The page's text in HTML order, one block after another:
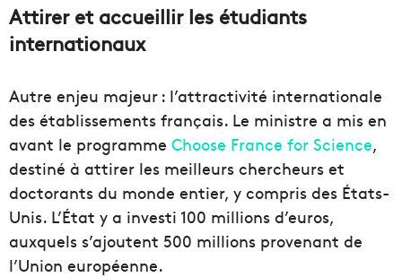
Attirer et accueillir les étudiants
internationaux
Autre enjeu majeur : l’attractivité internationale
des établissements français. Le ministre a mis en
avant le programme Choose France for Science,
destiné à attirer les meilleurs chercheurs et
doctorants du monde entier, y compris des États-
Unis. L’État y a investi 100 millions d’euros,
auxquels s’ajoutent 500 millions provenant de
l’Union européenne.